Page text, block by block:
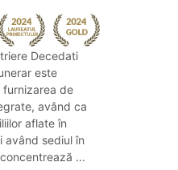
Decedati
este
de
având ca
aflate în
având sediul în
...